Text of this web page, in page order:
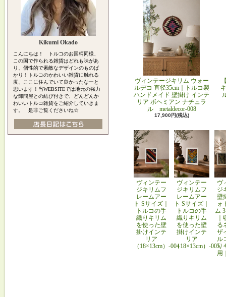
Kikumi Okado
こんにちは！ トルコのお国柄同様、
この国で作られる雑貨はどれも味があ
り、個性的で素敵なデザインのものば
かり！トルコのかわいい雑貨に触れる
度、ここに住んでいて良かったなーと
思います！当WEBSITEでは地元の強力
な卸問屋との結び付きで、どんどんか
わいいトルコ雑貨をご紹介していきま
す。 是非ご覧くださいね☆
ヴィンテージキリム ウォー
ルデコ 直径35cm｜トルコ製
ハンドメイド 壁掛け インテ
リア ボヘミアン ナチュラ
ル metaldecor-008
17,900円(税込)
ヴィンテー
ジキリムフ
レームアー
ト Sサイズ｜
トルコの手
織りキリム
を使った壁
掛けインテ
リア
（18×13cm）-004
ヴィンテー
ジキリムフ
レームアー
ト Sサイズ｜
トルコの手
織りキリム
を使った壁
掛けインテ
リア
（18×13cm）-005
ヴ
ジ
壁
ォ
ム
る
ザ
ル
り
用